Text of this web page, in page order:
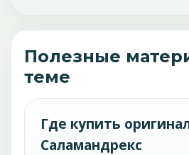
Полезные
теме
Где купить
Саламандрекс